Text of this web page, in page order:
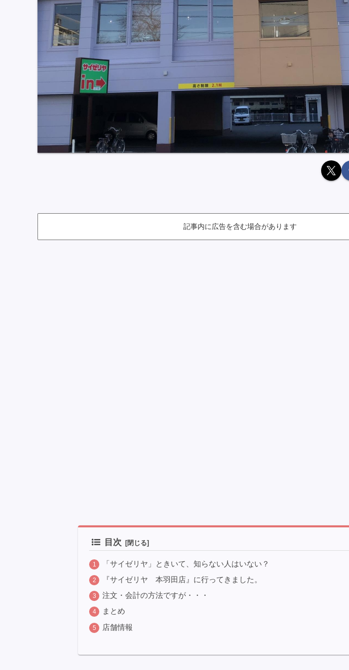
記事内に広告を含む場合があります
目次
「サイゼリヤ」ときいて、知らない人はいない？
『サイゼリヤ 本羽田店』に行ってきました。
注文・会計の方法ですが・・・
まとめ
店舗情報